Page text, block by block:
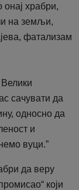
храбри,
на земљи,
фатализам
сачувати да
односно да
и
вуци.”
да веру
који